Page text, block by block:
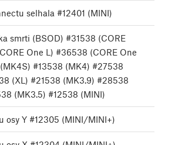
selhala #12401 (MINI)
smrti (BSOD) #31538 (CORE
One L) #36538 (CORE One
#13538 (MK4) #27538
(XL) #21538 (MK3.9) #28538
(MK3.5) #12538 (MINI)
osy Y #12305 (MINI/MINI+)